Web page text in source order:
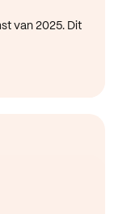
van 2025. Dit